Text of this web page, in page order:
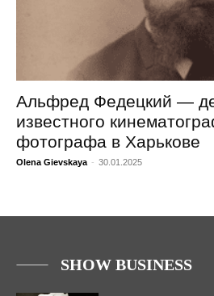
Альфред Федецкий —
известного
фотографа в Харькове
Olena Gievskaya - 30.01.2025
SHOW BUSINESS